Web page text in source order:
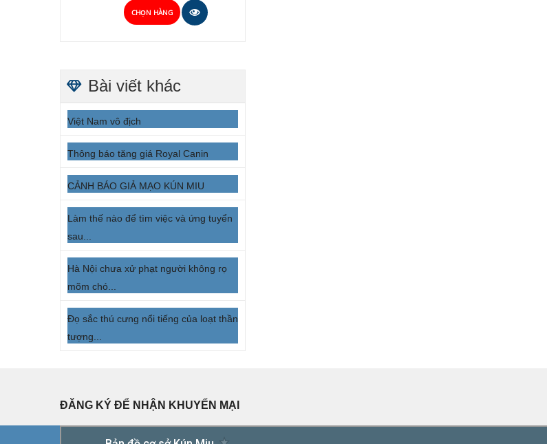
CHỌN HÀNG
Bài viết khác
Việt Nam vô địch
Thông báo tăng giá Royal Canin
CẢNH BÁO GIẢ MẠO KÚN MIU
Làm thế nào để tìm việc và ứng tuyển
sau...
Hà Nội chưa xử phạt người không rọ
mõm chó...
Đọ sắc thú cưng nổi tiếng của loạt thần
tượng...
ĐĂNG KÝ ĐỂ NHẬN KHUYẾN MẠI